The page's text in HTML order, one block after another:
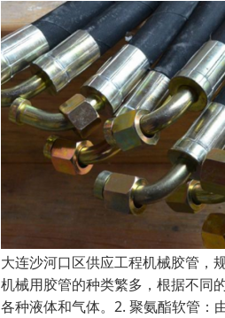
大连沙河口区供应工程机械胶管，
机械用胶管的种类繁多，根据不同
各种液体和气体。2. 聚氨酯软管：